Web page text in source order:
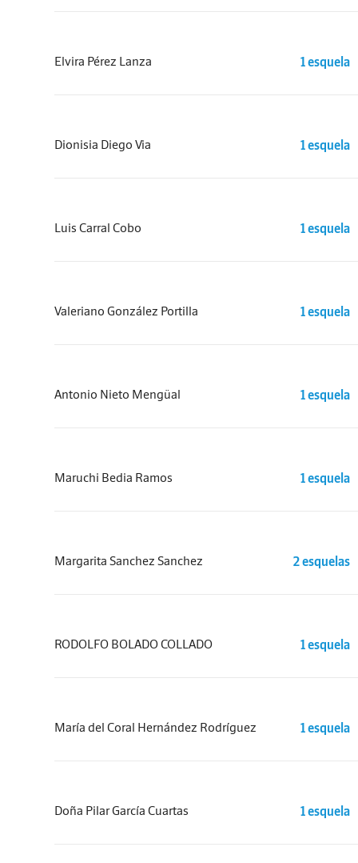
Elvira Pérez Lanza 1 esquela
Dionisia Diego Via 1 esquela
Luis Carral Cobo 1 esquela
Valeriano González Portilla 1 esquela
Antonio Nieto Mengüal 1 esquela
Maruchi Bedia Ramos 1 esquela
Margarita Sanchez Sanchez 2 esquelas
RODOLFO BOLADO COLLADO 1 esquela
María del Coral Hernández Rodríguez 1 esquela
Doña Pilar García Cuartas 1 esquela